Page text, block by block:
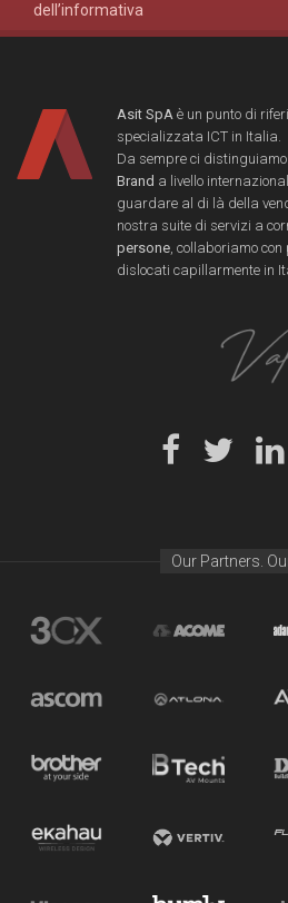
dell’informativa
Asit SpA è un punto di
specializzata ICT in Italia.
Da sempre ci
Brand a livello
guardare al di là della
nostra suite di servizi a
persone, collaboriamo con
dislocati capillarmente in